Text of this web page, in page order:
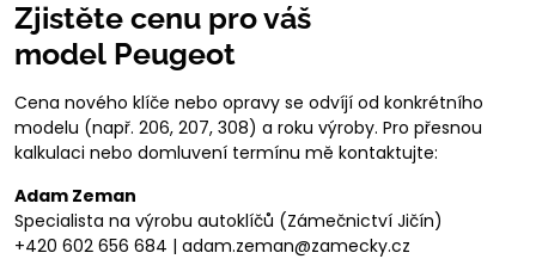
Zjistěte cenu pro váš
model Peugeot
Cena nového klíče nebo opravy se odvíjí od konkrétního
modelu (např. 206, 207, 308) a roku výroby. Pro přesnou
kalkulaci nebo domluvení termínu mě kontaktujte:
Adam Zeman
Specialista na výrobu autoklíčů (Zámečnictví Jičín)
+420 602 656 684 | adam.zeman@zamecky.cz